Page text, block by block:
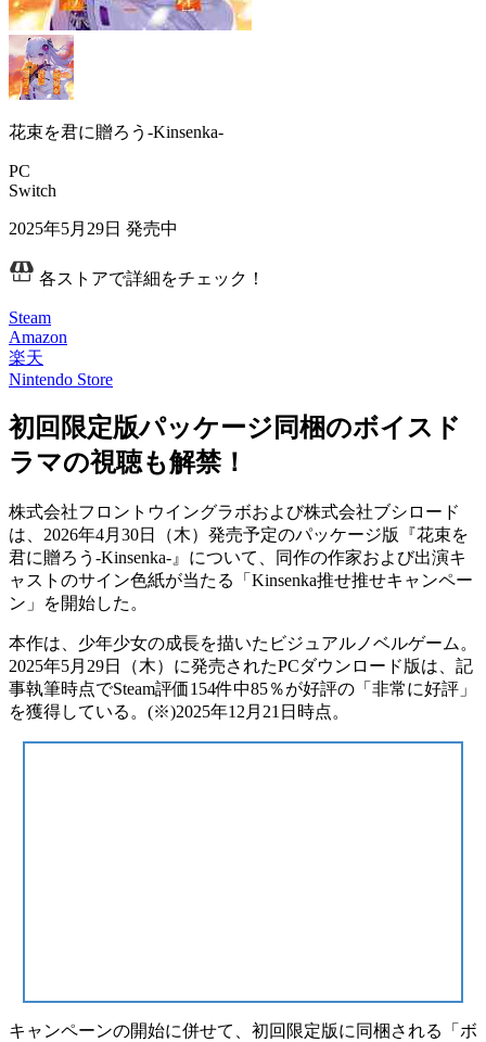
花束を君に贈ろう-Kinsenka-
PC
Switch
2025年5月29日 発売中
各ストアで詳細をチェック！
Steam
Amazon
楽天
Nintendo Store
初回限定版パッケージ同梱のボイスド
ラマの視聴も解禁！
株式会社フロントウイングラボおよび株式会社ブシロード
は、2026年4月30日（木）発売予定のパッケージ版『花束を
君に贈ろう-Kinsenka- 』について、同作の作家および出演キ
ャストのサイン色紙が当たる
「Kinsenka推せ推せキャンペー
ン」を開始した。
本作は、少年少女の成長を描いた ビジュアルノベルゲーム 。
2025年5月29日（木）に発売されたPCダウンロード版は、記
事執筆時点でSteam評価154件中85％が好評の 「非常に好評」
を獲得している。 (※)2025年12月21日時点。
キャンペーンの開始に併せて、初回限定版に同梱される「 ボ